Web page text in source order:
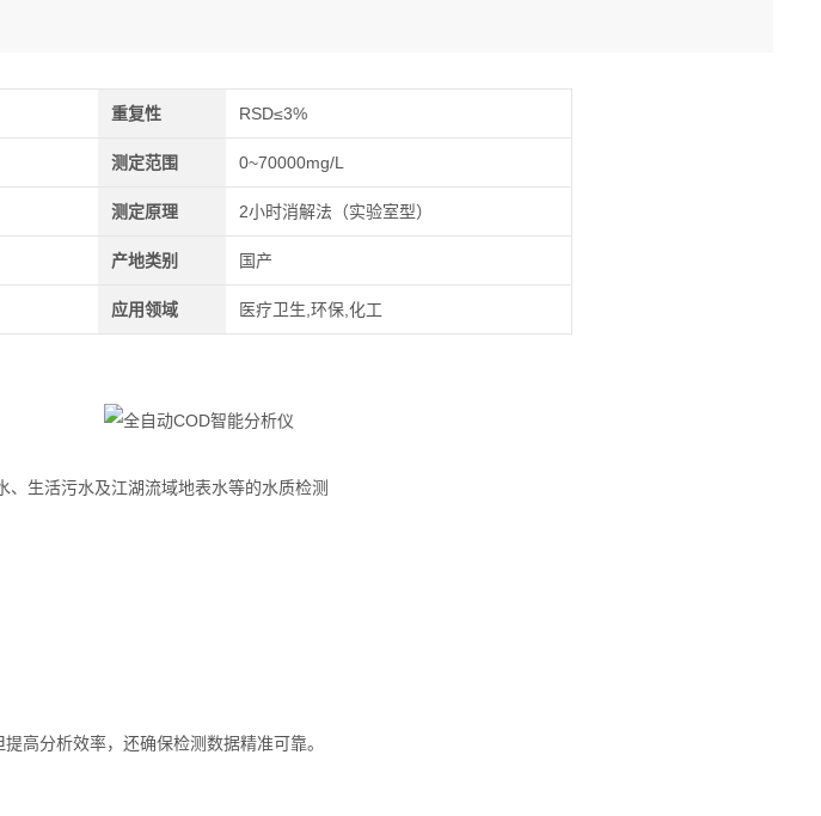
重复性 RSD≤3%
测定范围 0~70000mg/L
测定原理 2小时消解法（实验室型）
产地类别 国产
应用领域 医疗卫生,环保,化工
生活污水及江湖流域地表水等的水质检测
分析效率，还确保检测数据精准可靠。